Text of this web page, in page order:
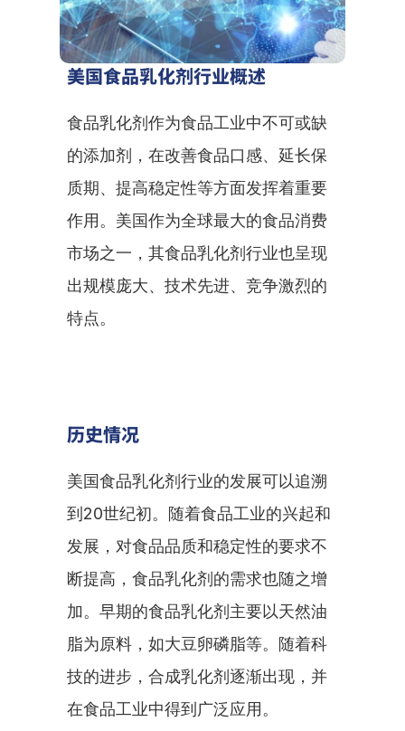
美国食品乳化剂行业概述
食品乳化剂作为食品工业中不可或缺
的添加剂，在改善食品口感、延长保
质期、提高稳定性等方面发挥着重要
作用。美国作为全球最大的食品消费
市场之一，其食品乳化剂行业也呈现
出规模庞大、技术先进、竞争激烈的
特点。
历史情况
美国食品乳化剂行业的发展可以追溯
到20世纪初。随着食品工业的兴起和
发展，对食品品质和稳定性的要求不
断提高，食品乳化剂的需求也随之增
加。早期的食品乳化剂主要以天然油
脂为原料，如大豆卵磷脂等。随着科
技的进步，合成乳化剂逐渐出现，并
在食品工业中得到广泛应用。